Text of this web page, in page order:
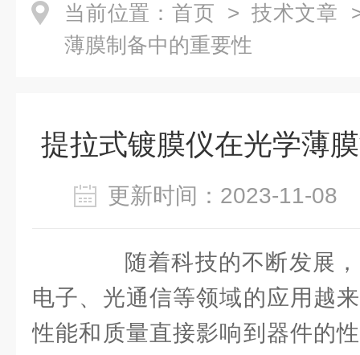
当前位置： 首页 > 技术文章
薄膜制备中的重要性
提拉式镀膜仪在光学薄
更新时间：2023-11-
随着科技的不断发展，
电子、光通信等领域的应用越
性能和质量直接影响到器件的